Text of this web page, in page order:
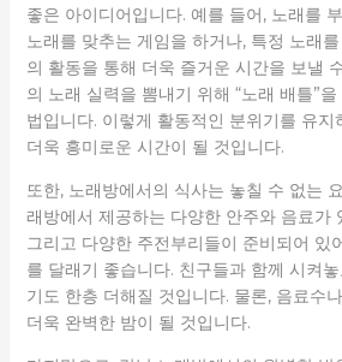
좋은 아이디어입니다. 예를 들어, 노래를
노래를 맞추는 게임을 하거나, 특정 노래
의 활동을 통해 더욱 즐거운 시간을 보낼
의 노래 실력을 뽐내기 위해 “노래 배틀”
법입니다. 이렇게 활동적인 분위기를 유지
더욱 흥미로운 시간이 될 것입니다.
또한, 노래방에서의 식사는 놓칠 수 없는
래방에서 제공하는 다양한 안주와 음료가
그리고 다양한 주전부리들이 준비되어 있
를 달래기 좋습니다. 친구들과 함께 시켜
기도 한층 더해질 것입니다. 물론, 음료수
더욱 완벽한 밤이 될 것입니다.